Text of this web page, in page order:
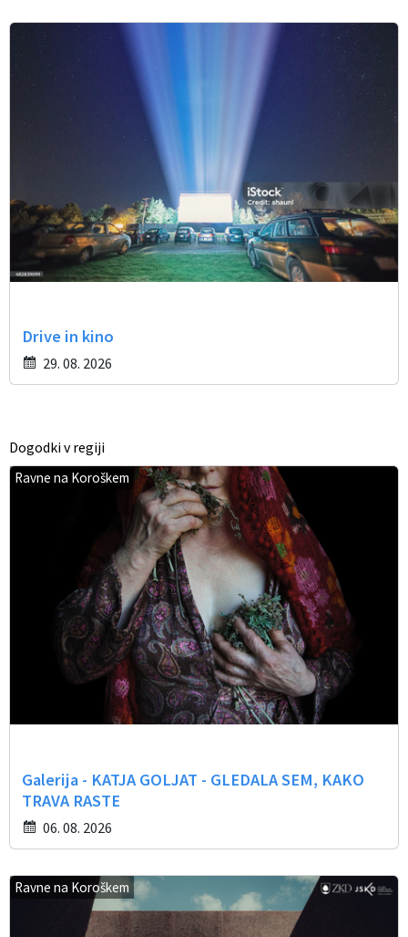
Drive in kino
29. 08. 2026
Dogodki v regiji
Ravne na Koroškem
Galerija - KATJA GOLJAT - GLEDALA SEM, KAKO
TRAVA RASTE
06. 08. 2026
Ravne na Koroškem